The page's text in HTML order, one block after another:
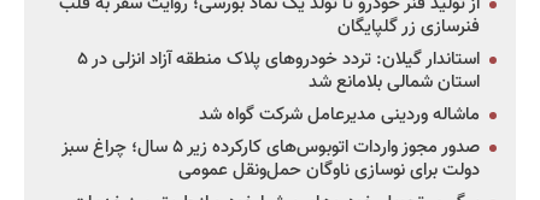
فنرسازی زر گلپایگان
استاندار گیلان: تردد خودروهای پلاک منطقه آزاد انزلی در ۵
استان شمالی بلامانع شد
ماشاله وردینی مدیرعامل شرکت گواه شد
صدور مجوز واردات اتوبوس‌های کارکرده زیر ۵ سال؛ چراغ سبز
دولت برای نوسازی ناوگان حمل‌ونقل عمومی